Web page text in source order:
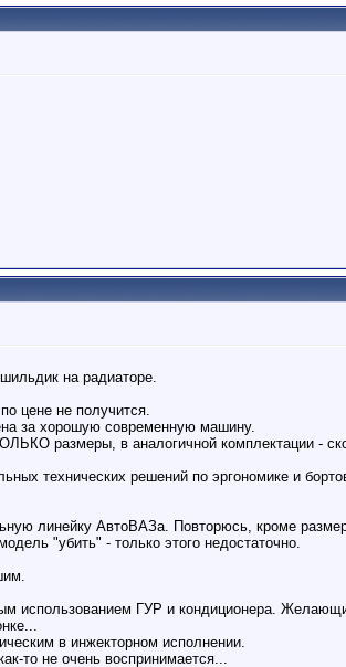
на радиаторе.
цене не получится.
за хорошую современную машину.
размеры, в аналогичной комплектации -
технических решений по эргономике и
линейку АвтоВАЗа. Повторюсь, кроме
"убить" - только этого недостаточно.
использованием ГУР и кондиционера.
в инжекторном исполнении.
то не очень воспринимается...